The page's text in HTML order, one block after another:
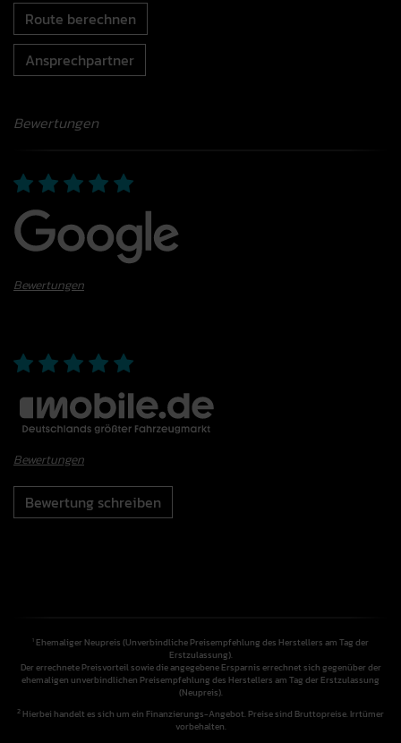
Route berechnen
Ansprechpartner
Bewertungen
Bewertungen
Bewertungen
Bewertung schreiben
1 Ehemaliger Neupreis (Unverbindliche Preisempfehlung des Herstellers am Tag der
Erstzulassung).
Der errechnete Preisvorteil sowie die angegebene Ersparnis errechnet sich gegenüber der
ehemaligen unverbindlichen Preisempfehlung des Herstellers am Tag der Erstzulassung
(Neupreis).
2Hierbei handelt es sich um ein Finanzierungs-Angebot. Preise sind Bruttopreise. Irrtümer
vorbehalten.